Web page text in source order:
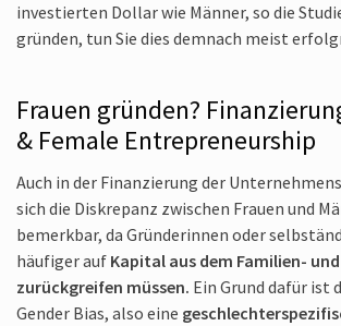
investierten Dollar wie Männer, so die
gründen, tun Sie dies demnach meist
Frauen gründen?
& Female Entrepreneurship
Auch in der Finanzierung der
sich die Diskrepanz zwischen Frauen und
bemerkbar, da Gründerinnen oder
häufiger auf Kapital aus dem Familien-
zurückgreifen müssen. Ein Grund dafür ist
Gender Bias, also eine